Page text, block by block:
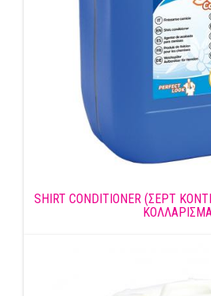
SHIRT CONDITIONER (ΣΕΡΤ